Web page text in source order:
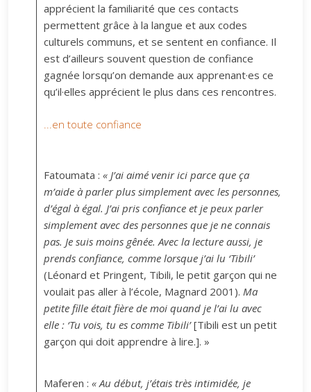
apprécient la familiarité que ces contacts
permettent grâce à la langue et aux codes
culturels communs, et se sentent en confiance. Il
est d’ailleurs souvent question de confiance
gagnée lorsqu’on demande aux apprenant·es ce
qu’il·elles apprécient le plus dans ces rencontres.
...en toute confiance
Fatoumata : « J’ai aimé venir ici parce que ça
m’aide à parler plus simplement avec les personnes,
d’égal à égal. J’ai pris confiance et je peux parler
simplement avec des personnes que je ne connais
pas. Je suis moins gênée. Avec la lecture aussi, je
prends confiance, comme lorsque j’ai lu ‘Tibili’
(Léonard et Pringent, Tibili, le petit garçon qui ne
voulait pas aller à l’école, Magnard 2001). Ma
petite fille était fière de moi quand je l’ai lu avec
elle : ‘Tu vois, tu es comme Tibili’[Tibili est un petit
garçon qui doit apprendre à lire.]. »
Maferen : « Au début, j’étais très intimidée, je